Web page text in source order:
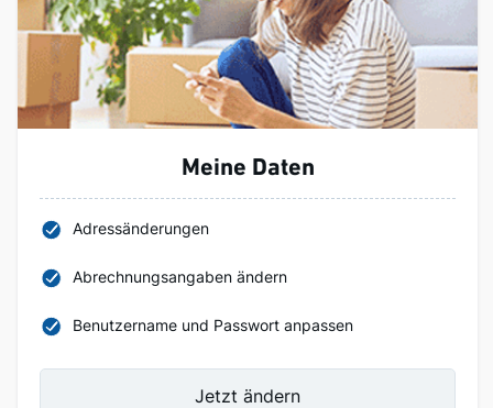
Meine Daten
Adressänderungen
Abrechnungsangaben ändern
Benutzername und Passwort anpassen
Jetzt ändern